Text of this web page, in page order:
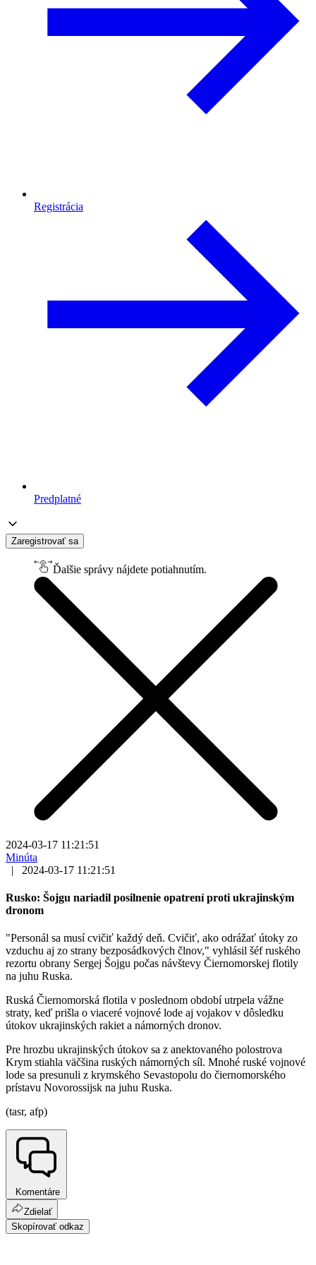
Registrácia
Predplatné
Zaregistrovať sa
Ďalšie správy nájdete potiahnutím.
2024-03-17 11:21:51
Minúta
|
2024-03-17 11:21:51
Rusko: Šojgu nariadil posilnenie opatrení proti ukrajinským
dronom
"Personál sa musí cvičiť každý deň. Cvičiť, ako odrážať útoky zo
vzduchu aj zo strany bezposádkových člnov," vyhlásil šéf ruského
rezortu obrany Sergej Šojgu počas návštevy Čiernomorskej flotily
na juhu Ruska.
Ruská Čiernomorská flotila v poslednom období utrpela vážne
straty, keď prišla o viaceré vojnové lode aj vojakov v dôsledku
útokov ukrajinských rakiet a námorných dronov.
Pre hrozbu ukrajinských útokov sa z anektovaného polostrova
Krym stiahla väčšina ruských námorných síl. Mnohé ruské vojnové
lode sa presunuli z krymského Sevastopolu do čiernomorského
prístavu Novorossijsk na juhu Ruska.
(tasr, afp)
Komentáre
Zdielať
Skopírovať odkaz